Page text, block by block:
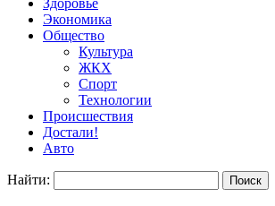
Здоровье
Экономика
Общество
Культура
ЖКХ
Спорт
Технологии
Происшествия
Достали!
Авто
Найти: